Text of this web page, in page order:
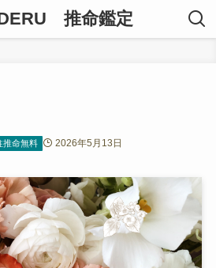
推命鑑定
推命無料 2026年5月13日